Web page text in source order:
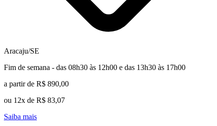
Aracaju/SE
Fim de semana - das 08h30 às 12h00 e das 13h30 às 17h00
a partir de R$ 890,00
ou 12x de R$ 83,07
Saiba mais